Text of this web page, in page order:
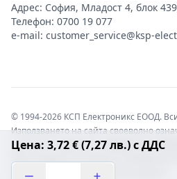
Цена: 3,72 € (7,27 лв.) с ДДС
Адрес: София, Младост 4, блок
Телефон: 0700 19 077
e-mail: customer_service@ksp-
© 1994-2026 КСП Електроникс ЕООД.
Използването на сайта своеволно
съгласни с правната информация
отговорност с цялата сила на закона!